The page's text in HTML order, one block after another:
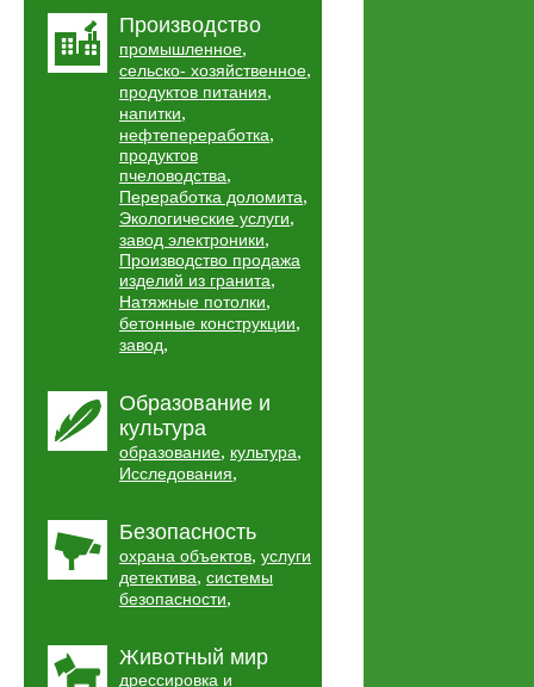
Производство
промышленное,
сельско- хозяйственное,
продуктов питания,
напитки,
нефтепереработка,
продуктов
пчеловодства,
Переработка доломита,
Экологические услуги,
завод электроники,
Производство продажа
изделий из гранита,
Натяжные потолки,
бетонные конструкции,
завод,
Образование и
культура
образование, культура,
Исследования,
Безопасность
охрана объектов, услуги
детектива, системы
безопасности,
Животный мир
дрессировка и